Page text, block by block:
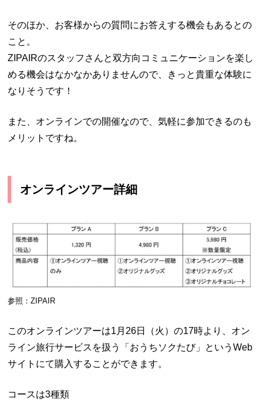
そのほか、お客様からの質問にお答えする機会もあるとの
こと。
ZIPAIRのスタッフさんと双方向コミュニケーションを楽し
める機会はなかなかありませんので、きっと貴重な体験に
なりそうです！
また、オンラインでの開催なので、気軽に参加できるのも
メリットですね。
オンラインツアー詳細
参照：ZIPAIR
このオンラインツアーは1月26日（火）の17時より、オン
ライン旅行サービスを扱う「おうちソクたび」というWeb
サイトにて購入することができます。
コースは3種類